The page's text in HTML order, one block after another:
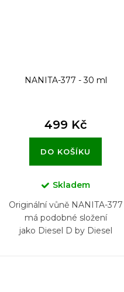
NANITA-377 - 30 ml
499 Kč
DO KOŠÍKU
Skladem
Originální vůně NANITA-377
má podobné složení
jako Diesel D by Diesel